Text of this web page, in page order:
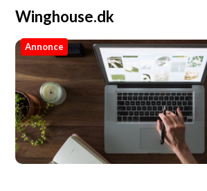
Winghouse.dk
Winghouse.dk
Annonce